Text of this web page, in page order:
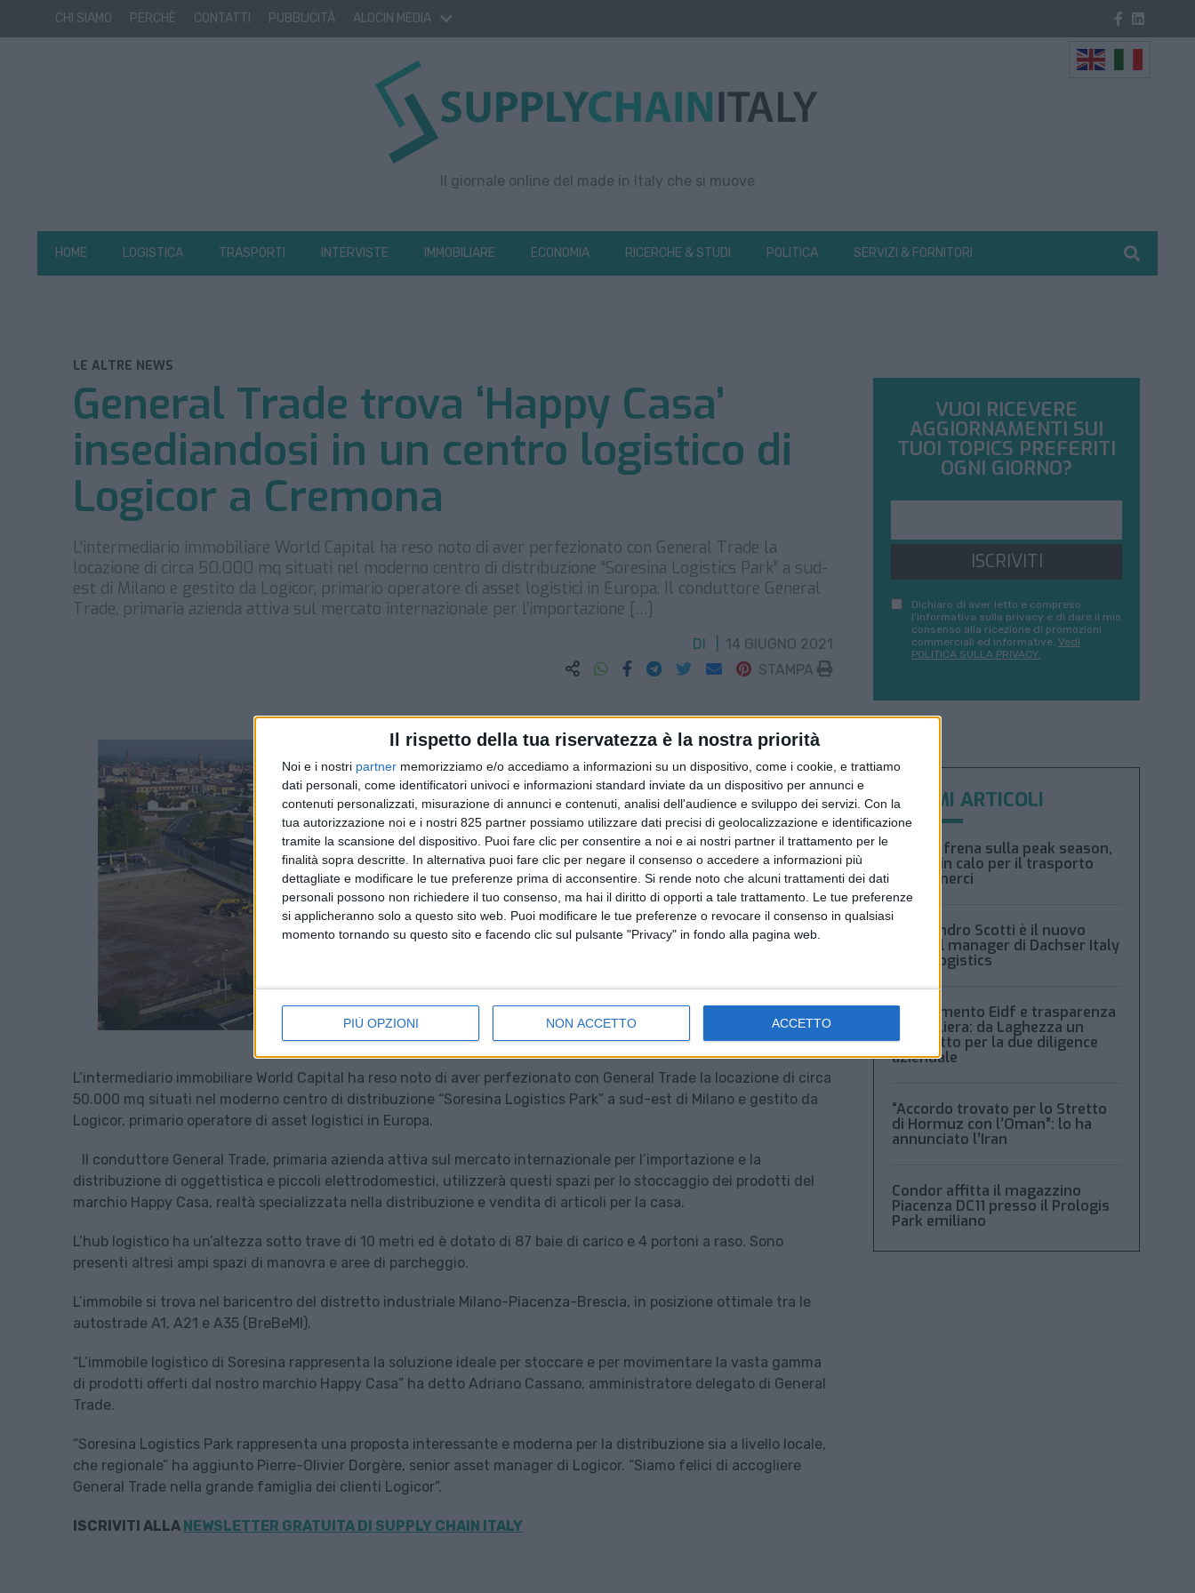
Il rispetto della tua riservatezza è la nostra priorità
Noi e i nostri partner memorizziamo e/o accediamo a informazioni su un dispositivo, come i cookie, e trattiamo
dati personali, come identificatori univoci e informazioni standard inviate da un dispositivo per annunci e
contenuti personalizzati, misurazione di annunci e contenuti, analisi dell'audience e sviluppo dei servizi. Con la
tua autorizzazione noi e i nostri 825 partner possiamo utilizzare dati precisi di geolocalizzazione e identificazione
tramite la scansione del dispositivo. Puoi fare clic per consentire a noi e ai nostri partner il trattamento per le
finalità sopra descritte. In alternativa puoi fare clic per negare il consenso o accedere a informazioni più
dettagliate e modificare le tue preferenze prima di acconsentire. Si rende noto che alcuni trattamenti dei dati
personali possono non richiedere il tuo consenso, ma hai il diritto di opporti a tale trattamento. Le tue preferenze
si applicheranno solo a questo sito web. Puoi modificare le tue preferenze o revocare il consenso in qualsiasi
momento tornando su questo sito e facendo clic sul pulsante "Privacy" in fondo alla pagina web.
PIÙ OPZIONI NON ACCETTO ACCETTO
CHI SIAMO PERCHÈ CONTATTI PUBBLICITÀ ALOCIN MEDIA
Il giornale online del made in Italy che si muove
HOME LOGISTICA TRASPORTI INTERVISTE IMMOBILIARE ECONOMIA RICERCHE & STUDI POLITICA SERVIZI & FORNITORI
LE ALTRE NEWS
General Trade trova ‘Happy Casa’
insediandosi in un centro logistico di
Logicor a Cremona
L’intermediario immobiliare World Capital ha reso noto di aver perfezionato con General Trade la
locazione di circa 50.000 mq situati nel moderno centro di distribuzione “Soresina Logistics Park” a sud-
est di Milano e gestito da Logicor, primario operatore di asset logistici in Europa. Il conduttore General
Trade, primaria azienda attiva sul mercato internazionale per l’importazione […]
DI
14 GIUGNO 2021
STAMPA
L’intermediario immobiliare World Capital ha reso noto di aver perfezionato con General Trade la locazione di circa
50.000 mq situati nel moderno centro di distribuzione “Soresina Logistics Park” a sud-est di Milano e gestito da
Logicor, primario operatore di asset logistici in Europa.
Il conduttore General Trade, primaria azienda attiva sul mercato internazionale per l’importazione e la
distribuzione di oggettistica e piccoli elettrodomestici, utilizzerà questi spazi per lo stoccaggio dei prodotti del
marchio Happy Casa, realtà specializzata nella distribuzione e vendita di articoli per la casa.
L’hub logistico ha un’altezza sotto trave di 10 metri ed è dotato di 87 baie di carico e 4 portoni a raso. Sono
presenti altresì ampi spazi di manovra e aree di parcheggio.
L’immobile si trova nel baricentro del distretto industriale Milano-Piacenza-Brescia, in posizione ottimale tra le
autostrade A1, A21 e A35 (BreBeMI).
“L’immobile logistico di Soresina rappresenta la soluzione ideale per stoccare e per movimentare la vasta gamma
di prodotti offerti dal nostro marchio Happy Casa” ha detto Adriano Cassano, amministratore delegato di General
Trade.
“Soresina Logistics Park rappresenta una proposta interessante e moderna per la distribuzione sia a livello locale,
che regionale” ha aggiunto Pierre-Olivier Dorgère, senior asset manager di Logicor. “Siamo felici di accogliere
General Trade nella grande famiglia dei clienti Logicor”.
ISCRIVITI ALLA NEWSLETTER GRATUITA DI SUPPLY CHAIN ITALY
VUOI RICEVERE
AGGIORNAMENTI SUI
TUOI TOPICS PREFERITI
OGNI GIORNO?
ISCRIVITI
Dichiaro di aver letto e compreso
l'informativa sulla privacy e di dare il mio
consenso alla ricezione di promozioni
commerciali ed informative. Vedi
POLITICA SULLA PRIVACY.
ULTIMI ARTICOLI
Xeneta frena sulla peak season,
tariffe in calo per il trasporto
aereo merci
Alessandro Scotti è il nuovo
general manager di Dachser Italy
Food Logistics
Regolamento Eidf e trasparenza
della filiera: da Laghezza un
pacchetto per la due diligence
aziendale
“Accordo trovato per lo Stretto
di Hormuz con l’Oman”: lo ha
annunciato l’Iran
Condor affitta il magazzino
Piacenza DC11 presso il Prologis
Park emiliano